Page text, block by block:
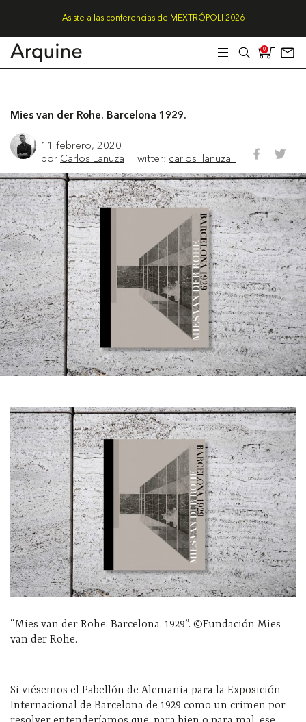
Asiste a las conferencias de MEXTRÓPOLI 2026
0
Mies van der Rohe. Barcelona 1929.
11 febrero, 2020
por Carlos Lanuza | Twitter: carlos_lanuza_
“Mies van der Rohe. Barcelona. 1929”. ©Fundación Mies
van der Rohe.
Si viésemos el Pabellón de Alemania para la Exposición
Internacional de Barcelona de 1929 como un crimen por